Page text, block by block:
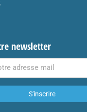
newsletter
S'inscrire